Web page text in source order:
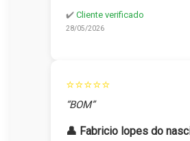
✔️ Cliente verificado
28/05/2026
⭐⭐⭐⭐⭐
“BOM”
👤 Fabricio lopes do